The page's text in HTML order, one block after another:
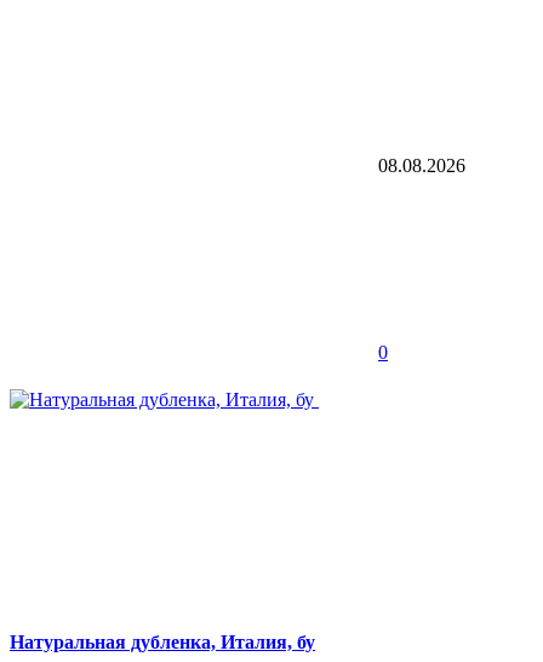
08.08.2026
0
Натуральная дубленка, Италия, бу